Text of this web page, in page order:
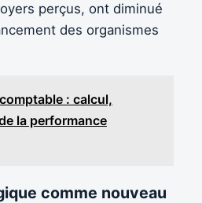
perçus, ont diminué
des organismes
: calcul,
la performance
comme nouveau